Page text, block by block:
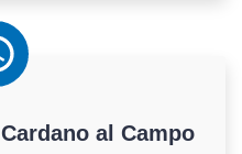
Cardano al Campo